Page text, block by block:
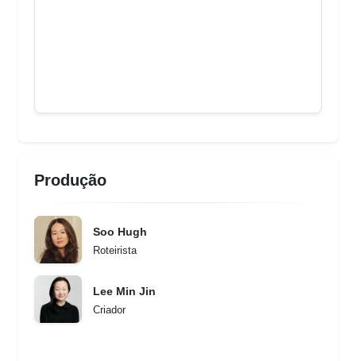
Produção
Soo Hugh
Roteirista
Lee Min Jin
Criador